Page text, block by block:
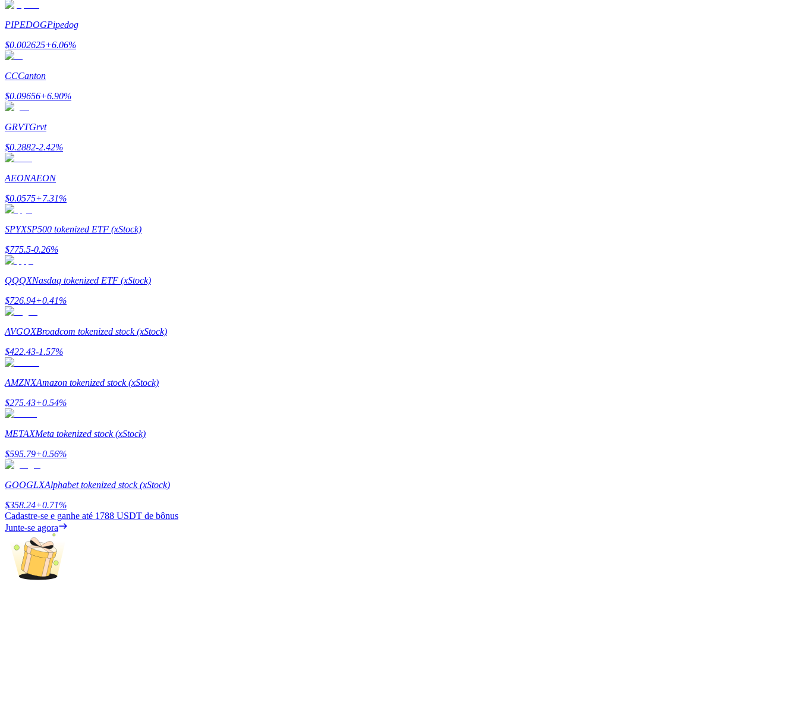
Informação
Análise de big data, incluindo informações comerciais, etc.
Guia
Guia para iniciantes em futuros
Estratégias de negociação
Aprenda como se manter lucrativo
PIPEDOGPipedog
$0.002625+6.06%
CCCanton
$0.09656+6.90%
GRVTGrvt
$0.2882-2.42%
AEONAEON
$0.0575+7.31%
SPYXSP500 tokenized ETF (xStock)
$775.5-0.26%
QQQXNasdaq tokenized ETF (xStock)
$726.94+0.41%
AVGOXBroadcom tokenized stock (xStock)
$422.43-1.57%
AMZNXAmazon tokenized stock (xStock)
$275.43+0.54%
METAXMeta tokenized stock (xStock)
$595.79+0.56%
GOOGLXAlphabet tokenized stock (xStock)
$358.24+0.71%
Cadastre-se e ganhe até 1788 USDT de bônus
Junte-se agora